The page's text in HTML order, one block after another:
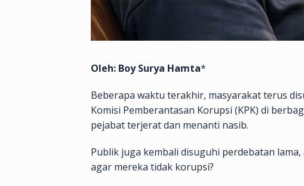
Oleh: Boy Surya Hamta*
Beberapa waktu terakhir, masyarakat terus
Komisi Pemberantasan Korupsi (KPK) di
pejabat terjerat dan menanti nasib.
Publik juga kembali disuguhi perdebatan
agar mereka tidak korupsi?